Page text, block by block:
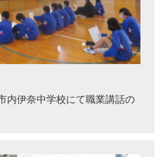
伊奈中学校にて職業講話の